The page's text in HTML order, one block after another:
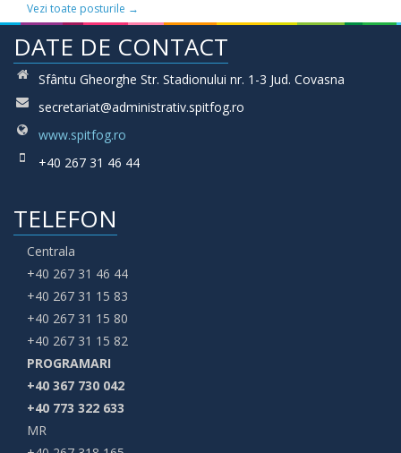
Vezi toate posturile →
DATE DE CONTACT
Sfântu Gheorghe Str. Stadionului nr. 1-3 Jud. Covasna
secretariat@administrativ.spitfog.ro
www.spitfog.ro
+40 267 31 46 44
TELEFON
Centrala
+40 267 31 46 44
+40 267 31 15 83
+40 267 31 15 80
+40 267 31 15 82
PROGRAMARI
+40 367 730 042
+40 773 322 633
MR